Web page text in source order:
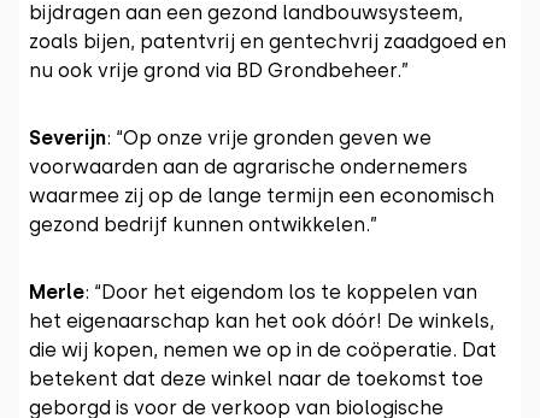
bijdragen aan een gezond landbouwsysteem,
zoals bijen, patentvrij en gentechvrij zaadgoed en
nu ook vrije grond via BD Grondbeheer.”
Severijn: “Op onze vrije gronden geven we
voorwaarden aan de agrarische ondernemers
waarmee zij op de lange termijn een economisch
gezond bedrijf kunnen ontwikkelen.”
Merle: “Door het eigendom los te koppelen van
het eigenaarschap kan het ook dóór! De winkels,
die wij kopen, nemen we op in de coöperatie. Dat
betekent dat deze winkel naar de toekomst toe
geborgd is voor de verkoop van biologische